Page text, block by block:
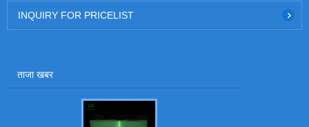
INQUIRY FOR PRICELIST
ताजा खबर